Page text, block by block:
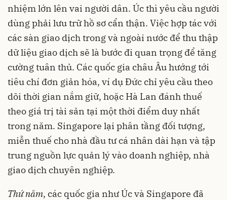
nhiệm lớn lên vai người dân. Úc thì yêu cầu người
dùng phải lưu trữ hồ sơ cẩn thận. Việc hợp tác với
các sàn giao dịch trong và ngoài nước để thu thập
dữ liệu giao dịch sẽ là bước đi quan trọng để tăng
cường tuân thủ. Các quốc gia châu Âu hướng tới
tiêu chí đơn giản hóa, ví dụ Đức chỉ yêu cầu theo
dõi thời gian nắm giữ, hoặc Hà Lan đánh thuế
theo giá trị tài sản tại một thời điểm duy nhất
trong năm. Singapore lại phân tầng đối tượng,
miễn thuế cho nhà đầu tư cá nhân dài hạn và tập
trung nguồn lực quản lý vào doanh nghiệp, nhà
giao dịch chuyên nghiệp.
Thứ năm, các quốc gia như Úc và Singapore đã